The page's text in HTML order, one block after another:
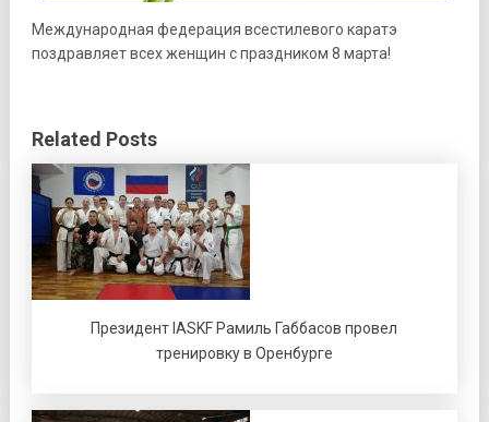
Международная федерация всестилевого каратэ
поздравляет всех женщин с праздником 8 марта!
Related Posts
Президент IASKF Рамиль Габбасов провел
тренировку в Оренбурге